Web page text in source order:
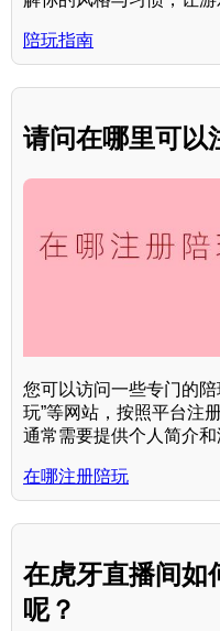
陪玩指南
请问在哪里可以
您可以访问一些专门的陪
玩”等网站，按照平台注
通常需要提供个人简介和
在哪注册陪玩
在虎牙直播间如
呢？